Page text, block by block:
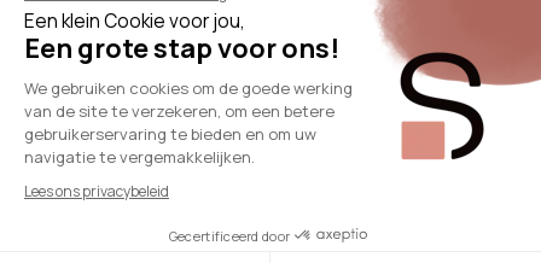
Hulp nodig
Internationale
© 2024 - SICAAN
Wettelijke informatie